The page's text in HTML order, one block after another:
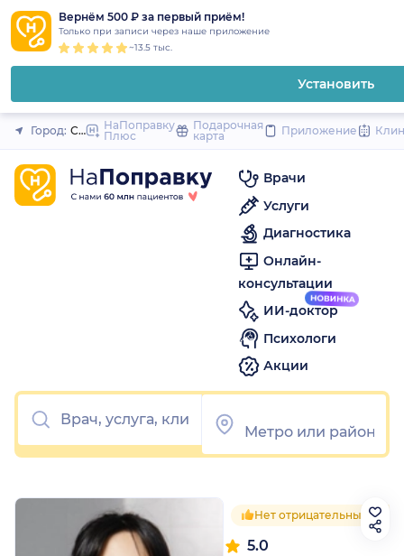
Вернём 500 ₽ за первый приём!
Только при записи через наше приложение
~13.5 тыс.
Установить
Закрыть
Город: Санкт-Петербург
НаПоправку
Плюс
Подарочная
карта
Приложение
Врачи
Услуги
Диагностика
Онлайн-
консультации
ИИ-доктор
Психологи
Акции
Нет отрицательных
5.0